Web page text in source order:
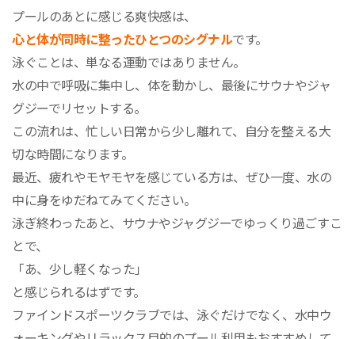
プールのあとに感じる爽快感は、
心と体が同時に整ったひとつのシグナルです。
泳ぐことは、単なる運動ではありません。
水の中で呼吸に集中し、体を動かし、最後にサウナやジャ
グジーでリセットする。
この流れは、忙しい日常から少し離れて、自分を整える大
切な時間になります。
最近、疲れやモヤモヤを感じている方は、ぜひ一度、水の
中に身をゆだねてみてください。
泳ぎ終わったあと、サウナやジャグジーでゆっくり過ごすこ
とで、
「あ、少し軽くなった」
と感じられるはずです。
ファインドスポーツクラブでは、泳ぐだけでなく、水中ウ